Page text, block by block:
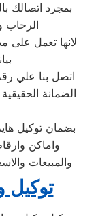
بمجرد اتصالك
الرحاب
لانها تعمل على
اتصل بنا علي
الضمانة
بضمان توكيل
واماكن
والمبيعات
توكيل